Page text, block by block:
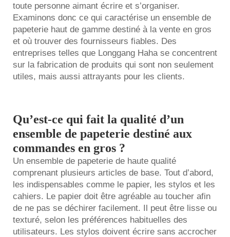
toute personne aimant écrire et s’organiser.
Examinons donc ce qui caractérise un ensemble de
papeterie haut de gamme destiné à la vente en gros
et où trouver des fournisseurs fiables. Des
entreprises telles que Longgang Haha se concentrent
sur la fabrication de produits qui sont non seulement
utiles, mais aussi attrayants pour les clients.
Qu’est-ce qui fait la qualité d’un
ensemble de papeterie destiné aux
commandes en gros ?
Un ensemble de papeterie de haute qualité
comprenant plusieurs articles de base. Tout d’abord,
les indispensables comme le papier, les stylos et les
cahiers. Le papier doit être agréable au toucher afin
de ne pas se déchirer facilement. Il peut être lisse ou
texturé, selon les préférences habituelles des
utilisateurs. Les stylos doivent écrire sans accrocher